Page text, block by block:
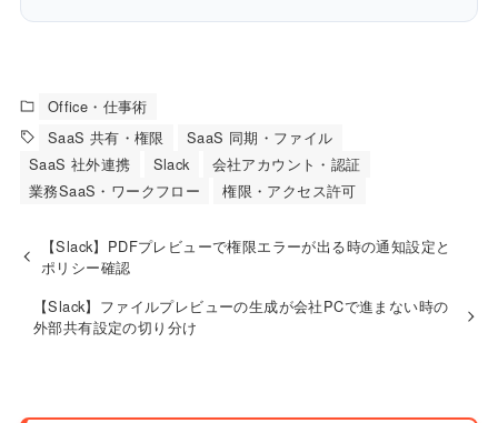
Office・仕事術
SaaS 共有・権限
SaaS 同期・ファイル
SaaS 社外連携
Slack
会社アカウント・認証
業務SaaS・ワークフロー
権限・アクセス許可
【Slack】PDFプレビューで権限エラーが出る時の通知設定と
ポリシー確認
【Slack】ファイルプレビューの生成が会社PCで進まない時の
外部共有設定の切り分け